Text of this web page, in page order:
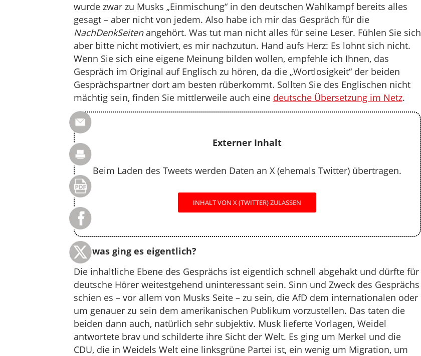
wurde zwar zu Musks „Einmischung“ in den deutschen Wahlkampf bereits alles
gesagt – aber nicht von jedem. Also habe ich mir das Gespräch für die
NachDenkSeitenangehört. Was tut man nicht alles für seine Leser. Fühlen Sie sich
aber bitte nicht motiviert, es mir nachzutun. Hand aufs Herz: Es lohnt sich nicht.
Wenn Sie sich eine eigene Meinung bilden wollen, empfehle ich Ihnen, das
Gespräch im Original auf Englisch zu hören, da die „Wortlosigkeit“ der beiden
Gesprächspartner dort am besten rüberkommt. Sollten Sie des Englischen nicht
mächtig sein, finden Sie mittlerweile auch eine deutsche Übersetzung im Netz.
Externer Inhalt
Beim Laden des Tweets werden Daten an X (ehemals Twitter) übertragen.
INHALT VON X (TWITTER) ZULASSEN
Um was ging es eigentlich?
Die inhaltliche Ebene des Gesprächs ist eigentlich schnell abgehakt und dürfte für
deutsche Hörer weitestgehend uninteressant sein. Sinn und Zweck des Gesprächs
schien es – vor allem von Musks Seite – zu sein, die AfD dem internationalen oder
um genauer zu sein dem amerikanischen Publikum vorzustellen. Das taten die
beiden dann auch, natürlich sehr subjektiv. Musk lieferte Vorlagen, Weidel
antwortete brav und schilderte ihre Sicht der Welt. Es ging um Merkel und die
CDU, die in Weidels Welt eine linksgrüne Partei ist, ein wenig um Migration, um